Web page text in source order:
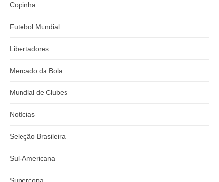
Copinha
Futebol Mundial
Libertadores
Mercado da Bola
Mundial de Clubes
Notícias
Seleção Brasileira
Sul-Americana
Supercopa